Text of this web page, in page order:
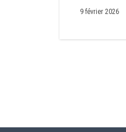
9 février 2026